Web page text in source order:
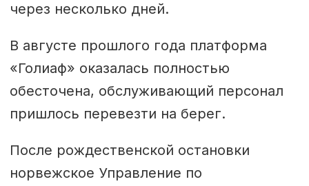
через несколько дней.
В августе прошлого года платформа
«Голиаф» оказалась полностью
обесточена, обслуживающий персонал
пришлось перевезти на берег.
После рождественской остановки
норвежское Управление по